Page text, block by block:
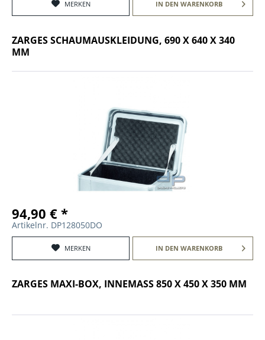
MERKEN IN DEN WARENKORB
ZARGES SCHAUMAUSKLEIDUNG, 690 X 640 X 340
MM
94,90 € *
Artikelnr. DP128050DO
MERKEN IN DEN WARENKORB
ZARGES MAXI-BOX, INNEMASS 850 X 450 X 350 MM